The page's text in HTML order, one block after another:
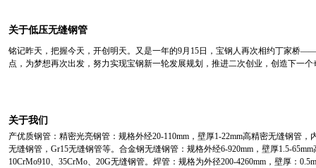
关于低压无缝钢管
铭记昨天，把握今天，开创明天。又是一年的9月15日，宝钢人再次相约丁家桥
点，为梦想再次出发，努力实现宝钢新一轮发展规划，推进二次创业，创造下一个
关于我们
产优质钢管：精密光亮钢管：规格外经20-110mm，壁厚1-22mm高精密无缝钢管
无缝钢管，Gr15无缝钢管等。合金钢无缝钢管：规格外经6-920mm，壁厚1.5-
10CrMo910、35CrMo、20G无缝钢管。焊管：规格为外径200-4260mm，壁厚：